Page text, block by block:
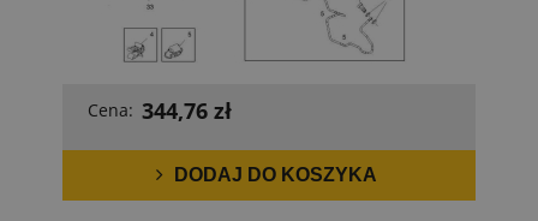
Cena: 344,76 zł
DODAJ DO KOSZYKA